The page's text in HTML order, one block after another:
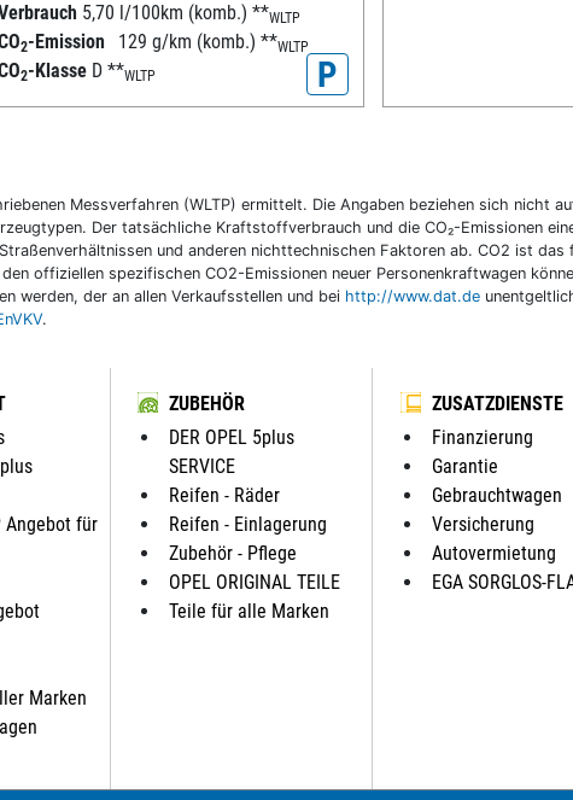
5,70 l/100km (komb.) **WLTP
2-Emission 129 g/km (komb.) **WLTP
2-Klasse D **WLTP P
Messverfahren (WLTP) ermittelt. Die Angaben beziehen sich nicht
Der tatsächliche Kraftstoffverbrauch und die CO₂-Emissionen
und anderen nichttechnischen Faktoren ab. CO2 ist
offiziellen spezifischen CO2-Emissionen neuer Personenkraftwagen
werden, der an allen Verkaufsstellen und bei http://www.dat.de
.
Angebot für
Marken
ZUBEHÖR
DER OPEL 5plus
SERVICE
Reifen - Räder
Reifen - Einlagerung
Zubehör - Pflege
OPEL ORIGINAL TEILE
Teile für alle Marken
ZUSATZDIENSTE
Finanzierung
Garantie
Gebrauchtwagen
Versicherung
Autovermietung
EGA SORGLOS-